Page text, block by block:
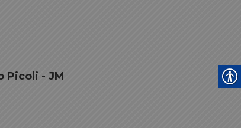
Picoli - JM